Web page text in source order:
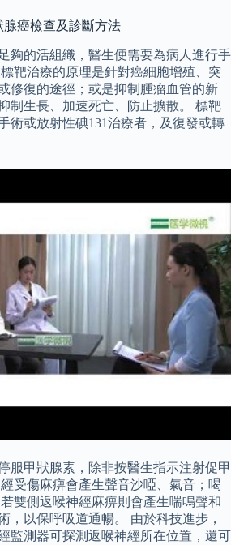
癌檢查及診斷方法
夠的活組織，醫生便需要為病人進行手
靶治療的原理是針對癌細胞增殖、突
修復的途徑；或是抑制腫瘤血管的新
制生長、加速死亡、防止擴散。 標靶
術或放射性碘131治療者，及復發或轉
服甲狀腺素，除非按醫生指示注射促甲
受傷麻痹會產生聲音沙啞、氣音；喝
雙側返喉神經麻痹則會產生喘鳴聲和
，以保呼吸道通暢。 由於科技進步，
監測器可探測返喉神經所在位置，還可